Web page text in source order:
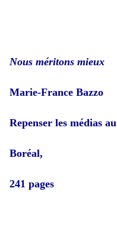
Nous méritons mieux
Marie-France Bazzo
Repenser les médias
Boréal,
241 pages